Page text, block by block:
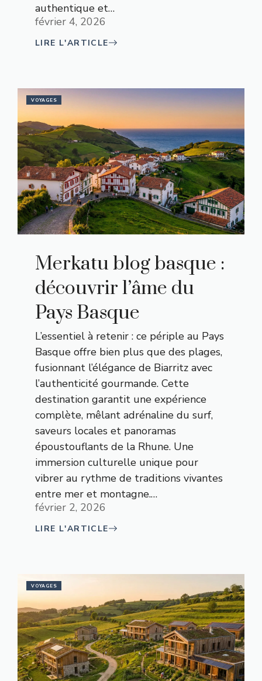
authentique et…
février 4, 2026
LIRE L'ARTICLE
VOYAGES
Merkatu blog basque :
découvrir l’âme du
Pays Basque
L’essentiel à retenir : ce périple au Pays
Basque offre bien plus que des plages,
fusionnant l’élégance de Biarritz avec
l’authenticité gourmande. Cette
destination garantit une expérience
complète, mêlant adrénaline du surf,
saveurs locales et panoramas
époustouflants de la Rhune. Une
immersion culturelle unique pour
vibrer au rythme de traditions vivantes
entre mer et montagne.…
février 2, 2026
LIRE L'ARTICLE
VOYAGES